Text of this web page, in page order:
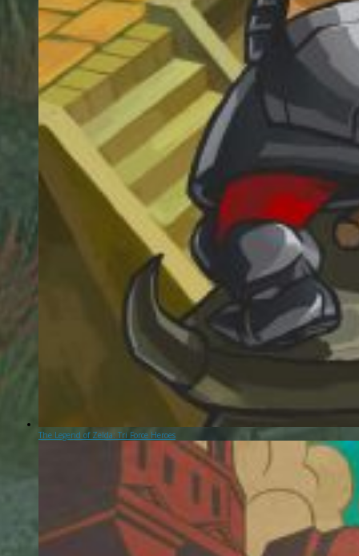
The Legend of Zelda: Tri Force Heroes